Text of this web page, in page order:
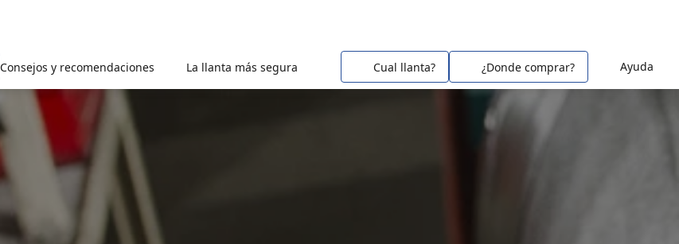
Ayuda
Consejos y recomendaciones La llanta más segura Cual llanta? ¿Donde comprar?